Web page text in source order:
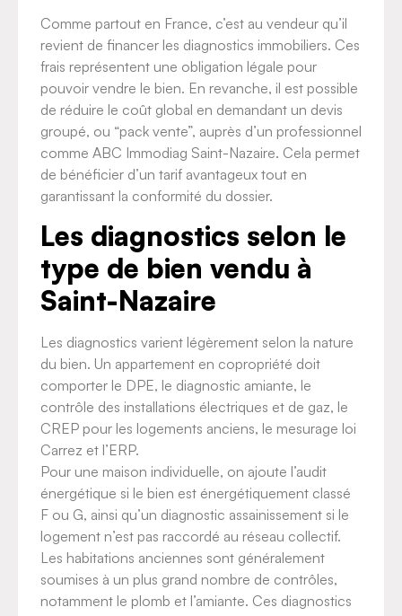
Comme partout en France, c’est au vendeur qu’il
revient de financer les diagnostics immobiliers. Ces
frais représentent une obligation légale pour
pouvoir vendre le bien. En revanche, il est possible
de réduire le coût global en demandant un devis
groupé, ou “pack vente”, auprès d’un professionnel
comme ABC Immodiag Saint-Nazaire. Cela permet
de bénéficier d’un tarif avantageux tout en
garantissant la conformité du dossier.
Les diagnostics selon le
type de bien vendu à
Saint-Nazaire
Les diagnostics varient légèrement selon la nature
du bien. Un appartement en copropriété doit
comporter le DPE, le diagnostic amiante, le
contrôle des installations électriques et de gaz, le
CREP pour les logements anciens, le mesurage loi
Carrez et l’ERP.
Pour une maison individuelle, on ajoute l’audit
énergétique si le bien est énergétiquement classé
F ou G, ainsi qu’un diagnostic assainissement si le
logement n’est pas raccordé au réseau collectif.
Les habitations anciennes sont généralement
soumises à un plus grand nombre de contrôles,
notamment le plomb et l’amiante. Ces diagnostics